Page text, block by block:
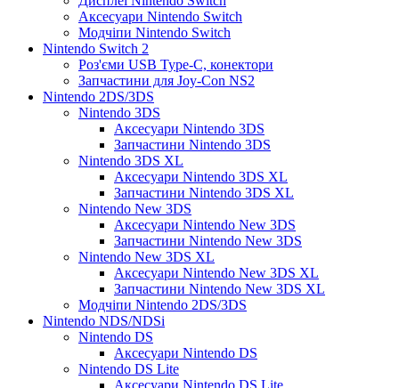
Аксесуари Nintendo Switch
Модчіпи Nintendo Switch
Nintendo Switch 2
Роз'єми USB Type-C, конектори
Запчастини для Joy-Con NS2
Nintendo 2DS/3DS
Nintendo 3DS
Аксесуари Nintendo 3DS
Запчастини Nintendo 3DS
Nintendo 3DS XL
Аксесуари Nintendo 3DS XL
Запчастини Nintendo 3DS XL
Nintendo New 3DS
Аксесуари Nintendo New 3DS
Запчастини Nintendo New 3DS
Nintendo New 3DS XL
Аксесуари Nintendo New 3DS XL
Запчастини Nintendo New 3DS XL
Модчіпи Nintendo 2DS/3DS
Nintendo NDS/NDSi
Nintendo DS
Аксесуари Nintendo DS
Nintendo DS Lite
Аксесуари Nintendo DS Lite